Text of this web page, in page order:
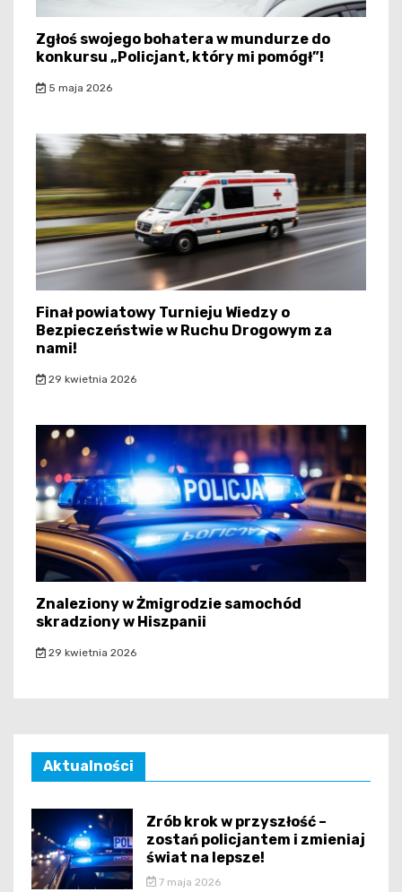
Zgłoś swojego bohatera w mundurze do
konkursu „Policjant, który mi pomógł”!
5 maja 2026
Finał powiatowy Turnieju Wiedzy o
Bezpieczeństwie w Ruchu Drogowym za
nami!
29 kwietnia 2026
Znaleziony w Żmigrodzie samochód
skradziony w Hiszpanii
29 kwietnia 2026
Aktualności
Zrób krok w przyszłość –
zostań policjantem i zmieniaj
świat na lepsze!
7 maja 2026